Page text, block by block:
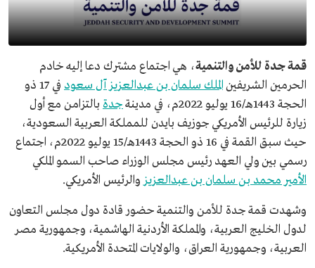
قمة جدة للأمن والتنمية، هي اجتماع مشترك دعا إليه خادم
الحرمين الشريفينالملك سلمان بن عبدالعزيز آل سعود
في 17 ذو
الحجة 1443هـ/16 يوليو 2022م، في مدينة
جدة بالتزامن مع أول
زيارة للرئيس الأمريكي جوزيف بايدن للمملكة العربية السعودية،
حيث سبق القمة في 16 ذو الحجة 1443هـ/15 يوليو 2022م، اجتماع
رسمي بين ولي العهد رئيس مجلس الوزراء صاحب السمو الملكي
الأمير محمد بن سلمان بن عبدالعزيز والرئيس الأمريكي.
وشهدت قمة جدة للأمن والتنمية حضور قادة دول مجلس التعاون
لدول الخليج العربية، والمملكة الأردنية الهاشمية، وجمهورية مصر
العربية، وجمهورية العراق، والولايات المتحدة الأمريكية.